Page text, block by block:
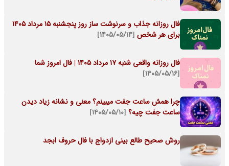
فال روزانه جذاب و سرنوشت ساز روز پنجشنبه ۱۵ مرداد ۱۴۰۵
برای هر شخص [۱۴۰۵/۰۵/۱۴]
فال روزانه واقعی شنبه ۱۷ مرداد ۱۴۰۵ | فال امروز شما
[۱۴۰۵/۰۵/۱۶]
چرا همش ساعت جفت میبینم؟ معنی و نشانه زیاد دیدن
ساعت جفت چیه؟ [۱۴۰۵/۰۵/۱۰]
روش صحیح طالع بینی ازدواج با فال حروف ابجد